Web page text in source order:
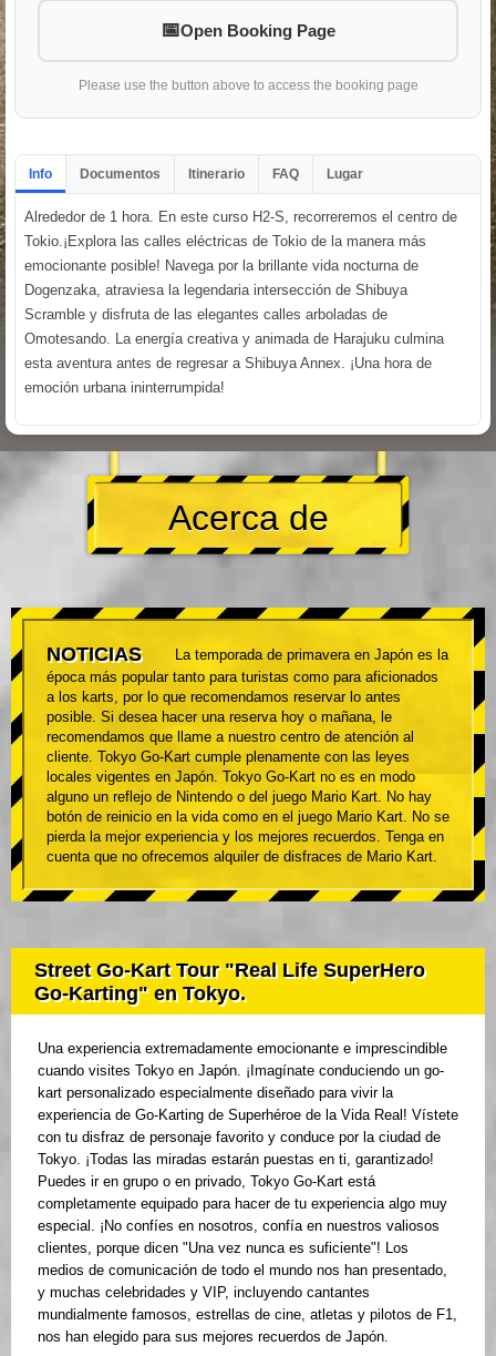
Open Booking Page
Please use the button above to access the booking page
Info Documentos Itinerario FAQ Lugar
Alrededor de 1 hora. En este curso H2-S, recorreremos el centro de
Tokio.¡Explora las calles eléctricas de Tokio de la manera más
emocionante posible! Navega por la brillante vida nocturna de
Dogenzaka, atraviesa la legendaria intersección de Shibuya
Scramble y disfruta de las elegantes calles arboladas de
Omotesando. La energía creativa y animada de Harajuku culmina
esta aventura antes de regresar a Shibuya Annex. ¡Una hora de
emoción urbana ininterrumpida!
Acerca de
NOTICIAS
La temporada de primavera en Japón es la
época más popular tanto para turistas como para aficionados
a los karts, por lo que recomendamos reservar lo antes
posible. Si desea hacer una reserva hoy o mañana, le
recomendamos que llame a nuestro centro de atención al
cliente. Tokyo Go-Kart cumple plenamente con las leyes
locales vigentes en Japón. Tokyo Go-Kart no es en modo
alguno un reflejo de Nintendo o del juego Mario Kart. No hay
botón de reinicio en la vida como en el juego Mario Kart. No se
pierda la mejor experiencia y los mejores recuerdos. Tenga en
cuenta que no ofrecemos alquiler de disfraces de Mario Kart.
Street Go-Kart Tour "Real Life SuperHero
Go-Karting" en Tokyo.
Una experiencia extremadamente emocionante e imprescindible
cuando visites Tokyo en Japón. ¡Imagínate conduciendo un go-
kart personalizado especialmente diseñado para vivir la
experiencia de Go-Karting de Superhéroe de la Vida Real! Vístete
con tu disfraz de personaje favorito y conduce por la ciudad de
Tokyo. ¡Todas las miradas estarán puestas en ti, garantizado!
Puedes ir en grupo o en privado, Tokyo Go-Kart está
completamente equipado para hacer de tu experiencia algo muy
especial. ¡No confíes en nosotros, confía en nuestros valiosos
clientes, porque dicen "Una vez nunca es suficiente"! Los
medios de comunicación de todo el mundo nos han presentado,
y muchas celebridades y VIP, incluyendo cantantes
mundialmente famosos, estrellas de cine, atletas y pilotos de F1,
nos han elegido para sus mejores recuerdos de Japón.